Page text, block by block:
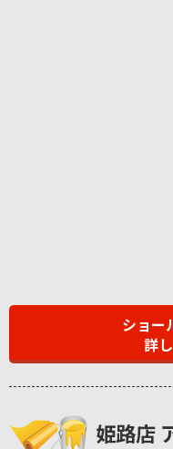
ショー
詳
姫路店